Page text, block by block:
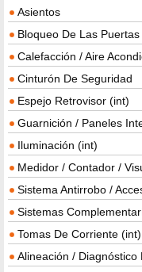
Asientos
Bloqueo De Las Puertas
Calefacción / Aire
Cinturón De Seguridad
Espejo Retrovisor (int)
Guarnición / Paneles
Iluminación (int)
Medidor / Contador /
Sistema Antirrobo /
Sistemas
Tomas De Corriente (int)
Alineación / Diagnóstico